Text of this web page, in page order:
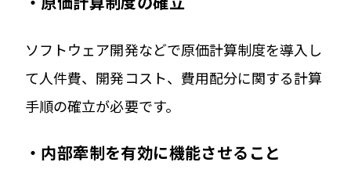
ソフトウェア開発などで原価計算制度を導入し
て人件費、開発コスト、費用配分に関する計算
手順の確立が必要です。
・内部牽制を有効に機能させること